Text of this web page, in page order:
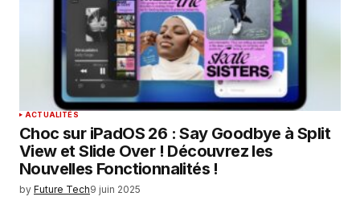
ACTUALITÉS
Choc sur iPadOS 26 : Say Goodbye à Split
View et Slide Over ! Découvrez les
Nouvelles Fonctionnalités !
by Future Tech9 juin 2025